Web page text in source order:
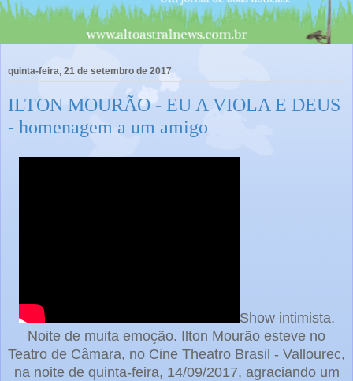
quinta-feira, 21 de setembro de 2017
ILTON MOURÃO - EU A VIOLA E DEUS
- homenagem a um amigo
Show intimista.
Noite de muita emoção. Ilton Mourão esteve no
Teatro de Câmara, no Cine Theatro Brasil - Vallourec,
na noite de quinta-feira, 14/09/2017, agraciando um